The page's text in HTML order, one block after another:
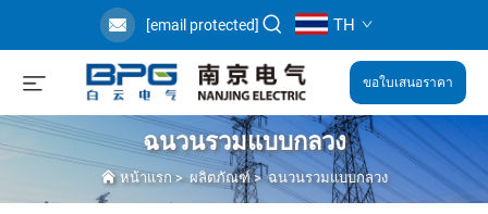
[email protected] TH
ขอใบเสนอราคา
ฉนวนรวมแบบกลวง
หน้าแรก> ผลิตภัณฑ์>ฉนวนรวมแบบกลวง